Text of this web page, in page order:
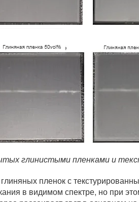
глинистыми пленками и
пленок с
в видимом спектре, но при